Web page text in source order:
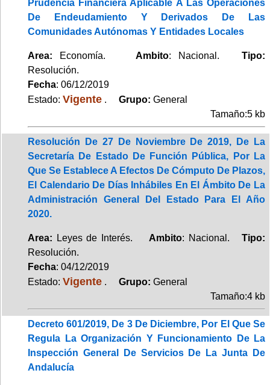
Prudencia Financiera Aplicable A Las Operaciones
De Endeudamiento Y Derivados De Las
Comunidades Autónomas Y Entidades Locales
Area: Economía. Ambito: Nacional.Tipo:
Resolución.
Fecha: 06/12/2019
Estado: Vigente . Grupo: General
Tamaño:5 kb
Resolución De 27 De Noviembre De 2019, De La
Secretaría De Estado De Función Pública, Por La
Que Se Establece A Efectos De Cómputo De Plazos,
El Calendario De Días Inhábiles En El Ámbito De La
Administración General Del Estado Para El Año
2020.
Area: Leyes de Interés. Ambito: Nacional.Tipo:
Resolución.
Fecha: 04/12/2019
Estado: Vigente . Grupo: General
Tamaño:4 kb
Decreto 601/2019, De 3 De Diciembre, Por El Que Se
Regula La Organización Y Funcionamiento De La
Inspección General De Servicios De La Junta De
Andalucía